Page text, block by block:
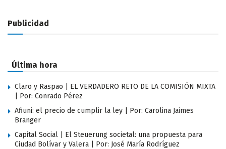
Publicidad
Última hora
Claro y Raspao | EL VERDADERO RETO DE LA COMISIÓN MIXTA
| Por: Conrado Pérez
Afiuni: el precio de cumplir la ley | Por: Carolina Jaimes
Branger
Capital Social | El Steuerung societal: una propuesta para
Ciudad Bolívar y Valera | Por: José María Rodríguez